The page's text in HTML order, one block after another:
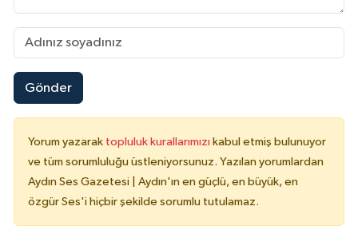
Gönder
Yorum yazarak topluluk kurallarımızı kabul etmiş bulunuyor
ve tüm sorumluluğu üstleniyorsunuz. Yazılan yorumlardan
Aydın Ses Gazetesi | Aydın'ın en güçlü, en büyük, en
özgür Ses'i hiçbir şekilde sorumlu tutulamaz.